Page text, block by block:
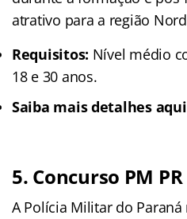
atrativo para a região
Requisitos: Nível médio
18 e 30 anos.
Saiba mais detalhes
5. Concurso PM
A Polícia Militar do